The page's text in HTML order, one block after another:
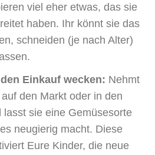
viel eher etwas, das sie
haben. Ihr könnt sie das
schneiden (je nach Alter)
Einkauf wecken: Nehmt
den Markt oder in den
lasst sie eine Gemüsesorte
neugierig macht. Diese
Eure Kinder, die neue